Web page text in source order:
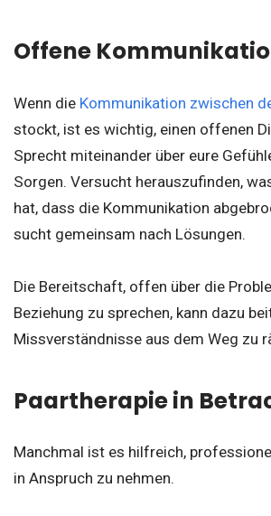
Offene
Wenn die Kommunikation zwischen
stockt, ist es wichtig, einen offenen
Sprecht miteinander über eure
Sorgen. Versucht herauszufinden,
hat, dass die Kommunikation
sucht gemeinsam nach Lösungen.
Die Bereitschaft, offen über die
Beziehung zu sprechen, kann dazu
Missverständnisse aus dem Weg zu
Paartherapie in
Manchmal ist es hilfreich,
in Anspruch zu nehmen.